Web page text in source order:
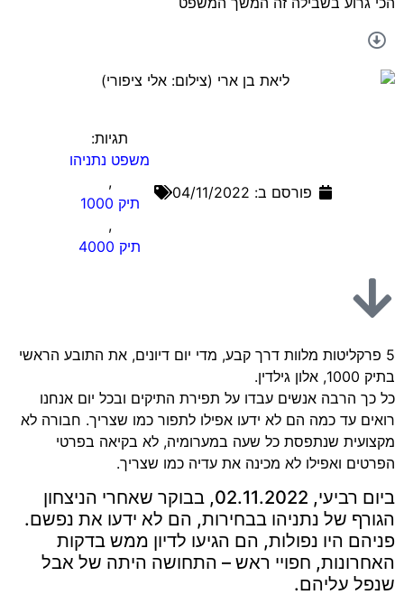
פורסם ב: 04/11/2022
תגיות:
משפט נתניהו
,
תיק 1000
,
תיק 4000
5 פרקליטות מלוות דרך קבע, מדי יום דיונים, את התובע הראשי
בתיק 1000, אלון גילדין.
כל כך הרבה אנשים עבדו על תפירת התיקים ובכל יום אנחנו
רואים עד כמה הם לא ידעו אפילו לתפור כמו שצריך. חבורה לא
מקצועית שנתפסת כל שעה במערומיה, לא בקיאה בפרטי
הפרטים ואפילו לא מכינה את עדיה כמו שצריך.
ביום רביעי, 02.11.2022, בבוקר שאחרי הניצחון
הגורף של נתניהו בבחירות, הם לא ידעו את נפשם.
פניהם היו נפולות, הם הגיעו לדיון ממש בדקות
האחרונות, חפויי ראש – התחושה היתה של אבל
שנפל עליהם.